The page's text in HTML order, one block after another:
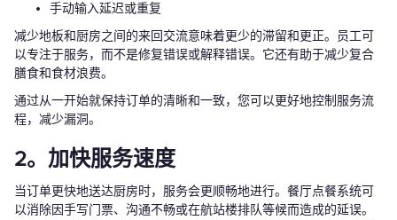
手动输入延迟或重复
减少地板和厨房之间的来回交流意味着更少的滞留和更正。员工可
以专注于服务，而不是修复错误或解释错误。它还有助于减少复合
膳食和食材浪费。
通过从一开始就保持订单的清晰和一致，您可以更好地控制服务流
程，减少漏洞。
2。加快服务速度
当订单更快地送达厨房时，服务会更顺畅地进行。餐厅点餐系统可
以消除因手写门票、沟通不畅或在航站楼排队等候而造成的延误。